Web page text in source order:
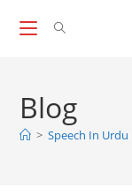
Blog
> Speech In Urdu